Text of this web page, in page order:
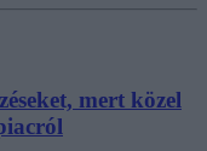
mert közel